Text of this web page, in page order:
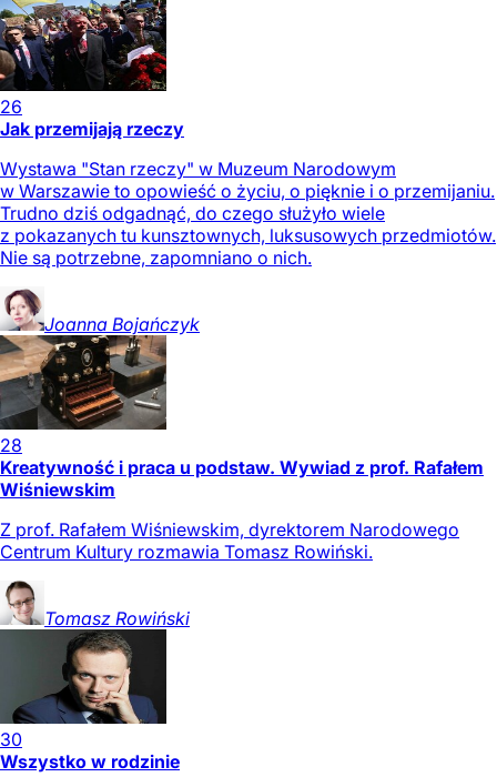
26
Jak przemijają rzeczy
Wystawa "Stan rzeczy" w Muzeum Narodowym
w Warszawie to opowieść o życiu, o pięknie i o przemijaniu.
Trudno dziś odgadnąć, do czego służyło wiele
z pokazanych tu kunsztownych, luksusowych przedmiotów.
Nie są potrzebne, zapomniano o nich.
Joanna Bojańczyk
28
Kreatywność i praca u podstaw. Wywiad z prof. Rafałem
Wiśniewskim
Z prof. Rafałem Wiśniewskim, dyrektorem Narodowego
Centrum Kultury rozmawia Tomasz Rowiński.
Tomasz Rowiński
30
Wszystko w rodzinie